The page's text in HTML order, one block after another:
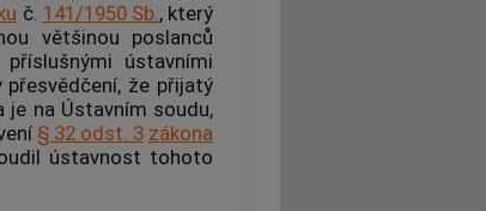
č. 141/1950 Sb., který
většinou poslanců
ústavními
že přijatý
je na Ústavním soudu,
§ 32 odst. 3 zákona
ústavnost tohoto